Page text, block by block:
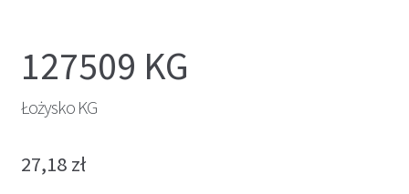
127509 KG
Łożysko KG
27,18 zł